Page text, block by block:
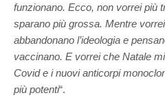
funzionano. Ecco, non vorrei più
sparano più grossa. Mentre
abbandonano l’ideologia e
vaccinano. E vorrei che Natale
Covid e i nuovi anticorpi
più potenti“.